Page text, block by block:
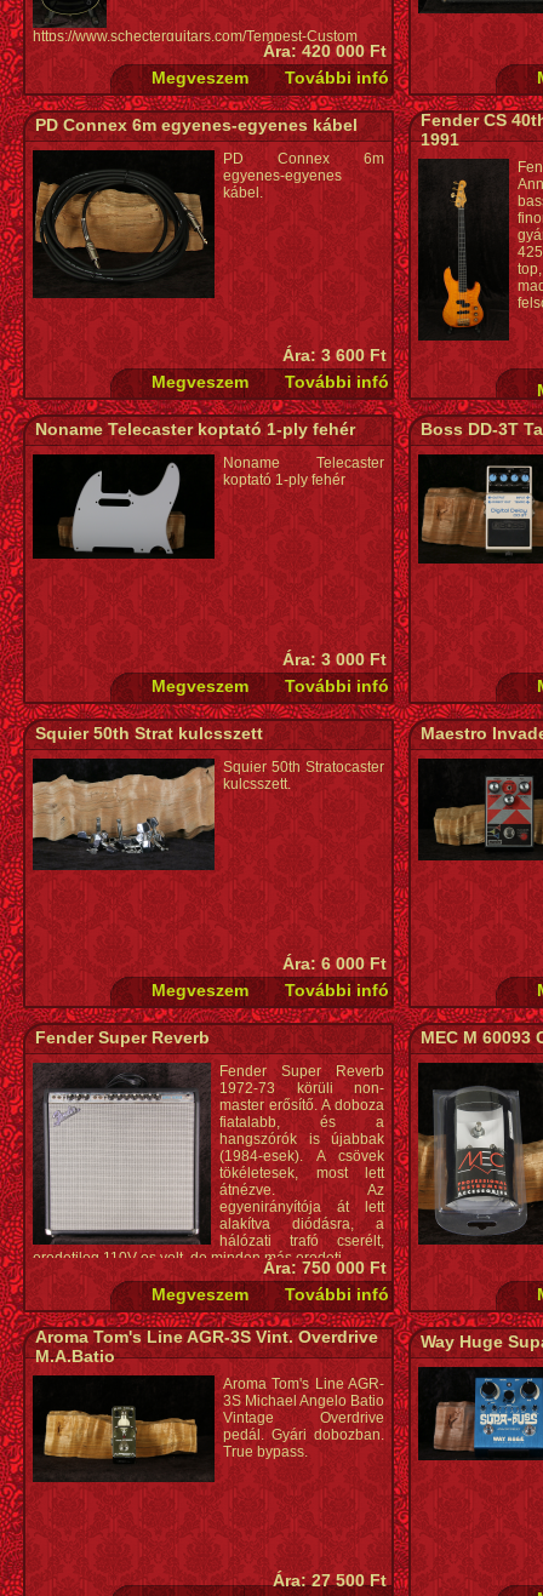
https://www.schecterguitars.com/Tempest-Custom
Ára: 420 000 Ft
PD Connex 6m egyenes-egyenes kábel
PD Connex 6m
egyenes-egyenes
kábel.
Ára: 3 600 Ft
Fender CS
1991
Noname Telecaster koptató 1-ply fehér
Noname Telecaster
koptató 1-ply fehér
Ára: 3 000 Ft
Boss DD-3T
Squier 50th Strat kulcsszett
Squier 50th Stratocaster
kulcsszett.
Ára: 6 000 Ft
Maestro
Fender Super Reverb
Fender Super Reverb
1972-73 körüli non-
master erősítő. A doboza
fiatalabb, és a
hangszórók is újabbak
(1984-esek). A csövek
tökéletesek, most lett
átnézve. Az
egyenirányítója át lett
alakítva diódásra, a
hálózati trafó cserélt,
eredetileg 110V-os volt, de minden más eredeti.
Ára: 750 000 Ft
MEC M 60093
Aroma Tom's Line AGR-3S Vint. Overdrive
M.A.Batio
Aroma Tom's Line AGR-
3S Michael Angelo Batio
Vintage Overdrive
pedál. Gyári dobozban.
True bypass.
Ára: 27 500 Ft
Way Huge